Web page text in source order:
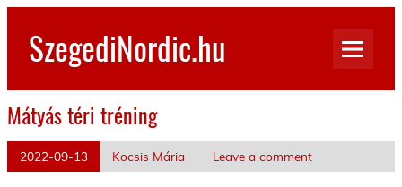
Skip
contentSzegediNordic.hu
Mátyás téri tréning
2022-09-13 Kocsis Mária Leave a comment